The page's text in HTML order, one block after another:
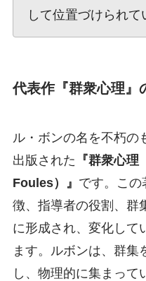
して位置づけられて
代表作『群衆心理』
ル・ボンの名を不朽の
出版された 『群衆心
Foules）』 です。この
徴、指導者の役割、群
に形成され、変化して
ます。ルボンは、群集
し、物理的に集まって